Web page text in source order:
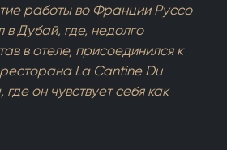
работы во Франции Руссо
в Дубай, где, недолго
в отеле, присоединился к
La Cantine Du
он чувствует себя как